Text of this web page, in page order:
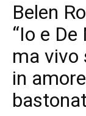
Belen
“Io e
ma vivo
in